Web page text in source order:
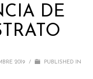
DE
2019 /
PUBLISHED IN